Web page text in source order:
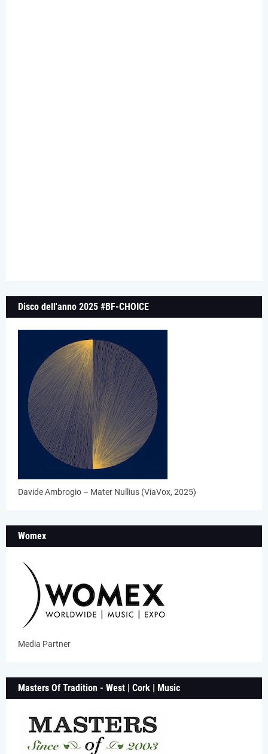
Disco dell'anno 2025 #BF-CHOICE
Davide Ambrogio – Mater Nullius (ViaVox, 2025)
Womex
Media Partner
Masters Of Tradition - West | Cork | Music